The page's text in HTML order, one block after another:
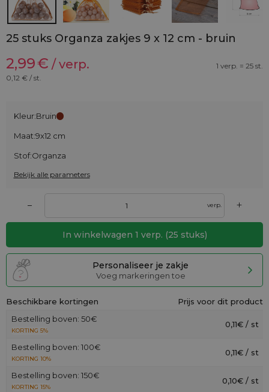
25 stuks Organza zakjes 9 x 12 cm - bruin
2,99€ / verp.
1 verp. = 25 st.
0,12 € / st.
Kleur:Bruin
Maat:9x12 cm
Stof:Organza
Bekijk alle parameters
– verp. +
In winkelwagen 1 verp. (25 stuks)
Personaliseer je zakje
Voeg markeringen toe
Beschikbare kortingen
Prijs voor dit product
Bestelling boven: 50€
KORTING 5%
0,11€ / st
Bestelling boven: 100€
KORTING 10%
0,11€ / st
Bestelling boven: 150€
KORTING 15%
0,10€ / st